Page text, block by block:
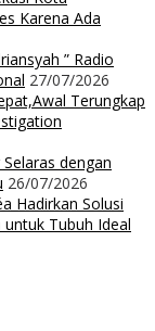
Karena Ada
” Radio
27/07/2026
Terungkap
dengan
26/07/2026
Hadirkan Solusi
Tubuh Ideal